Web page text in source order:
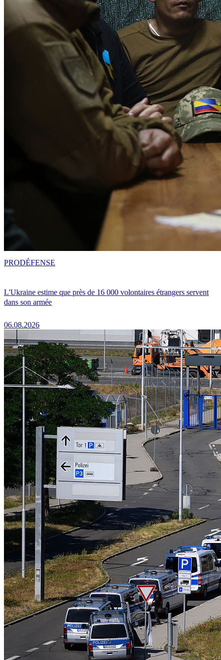
L'Ukraine estime que près de 16 000 volontaires étrangers servent
dans son armée
06.08.2026
PRODÉFENSE